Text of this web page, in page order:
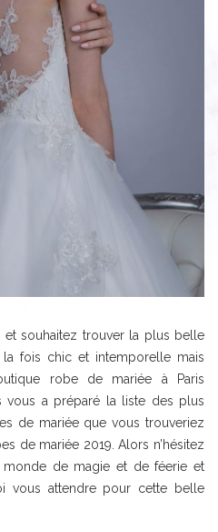
souhaitez trouver la plus belle
fois chic et intemporelle mais
robe de mariée à Paris
vous a préparé la liste des plus
de mariée que vous trouveriez
de mariée 2019. Alors n’hésitez
de magie et de féerie et
vous attendre pour cette belle